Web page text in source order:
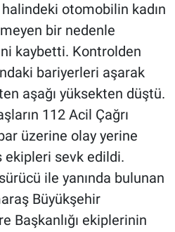
otomobilin kadın
bir nedenle
kaybetti. Kontrolden
bariyerleri aşarak
aşağı yüksekten düştü.
112 Acil Çağrı
üzerine olay yerine
ekipleri sevk edildi.
ile yanında bulunan
Büyükşehir
Başkanlığı ekiplerinin